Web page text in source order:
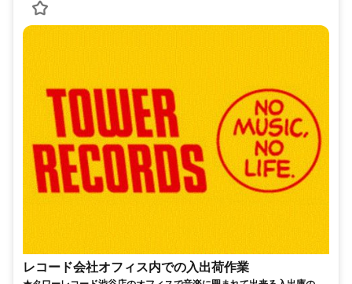
レコード会社オフィス内での入出荷作業